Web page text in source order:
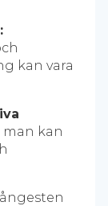
kan vara
man kan